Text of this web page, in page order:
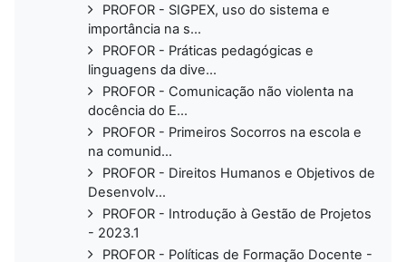
PROFOR - SIGPEX, uso do sistema e
importância na s...
PROFOR - Práticas pedagógicas e
linguagens da dive...
PROFOR - Comunicação não violenta na
docência do E...
PROFOR - Primeiros Socorros na escola e
na comunid...
PROFOR - Direitos Humanos e Objetivos de
Desenvolv...
PROFOR - Introdução à Gestão de Projetos
- 2023.1
PROFOR - Políticas de Formação Docente -